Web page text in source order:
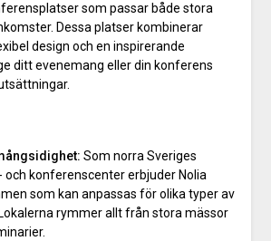
som passar både stora
Dessa platser kombinerar
design och en inspirerande
ditt evenemang eller din konferens
Som norra Sveriges
och konferenscenter erbjuder Nolia
som kan anpassas för olika typer av
rymmer allt från stora mässor